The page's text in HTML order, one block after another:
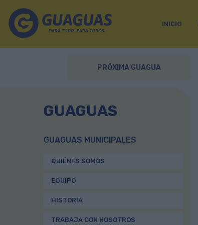
INICIO
PRÓXIMA GUAGUA
GUAGUAS
GUAGUAS MUNICIPALES
QUIÉNES SOMOS
EQUIPO
HISTORIA
TRABAJA CON NOSOTROS